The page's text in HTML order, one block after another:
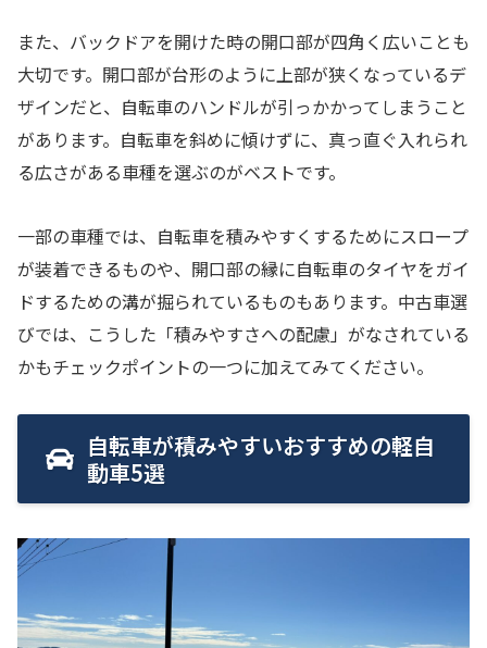
また、バックドアを開けた時の開口部が四角く広いことも
大切です。開口部が台形のように上部が狭くなっているデ
ザインだと、自転車のハンドルが引っかかってしまうこと
があります。自転車を斜めに傾けずに、真っ直ぐ入れられ
る広さがある車種を選ぶのがベストです。
一部の車種では、自転車を積みやすくするためにスロープ
が装着できるものや、開口部の縁に自転車のタイヤをガイ
ドするための溝が掘られているものもあります。中古車選
びでは、こうした「積みやすさへの配慮」がなされている
かもチェックポイントの一つに加えてみてください。
自転車が積みやすいおすすめの軽自
動車5選